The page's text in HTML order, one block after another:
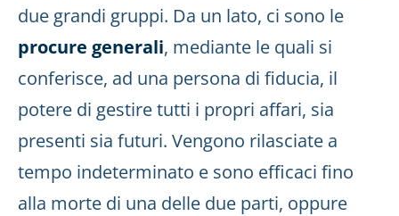
due grandi gruppi. Da un lato, ci sono le
procure generali, mediante le quali si
conferisce, ad una persona di fiducia, il
potere di gestire tutti i propri affari, sia
presenti sia futuri. Vengono rilasciate a
tempo indeterminato e sono efficaci fino
alla morte di una delle due parti, oppure